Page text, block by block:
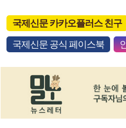
국제신문 카카오플러스 친구
국제신문 공식 페이스북